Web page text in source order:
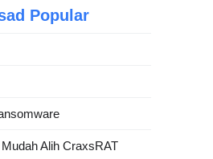
Popular
Alih CraxsRAT